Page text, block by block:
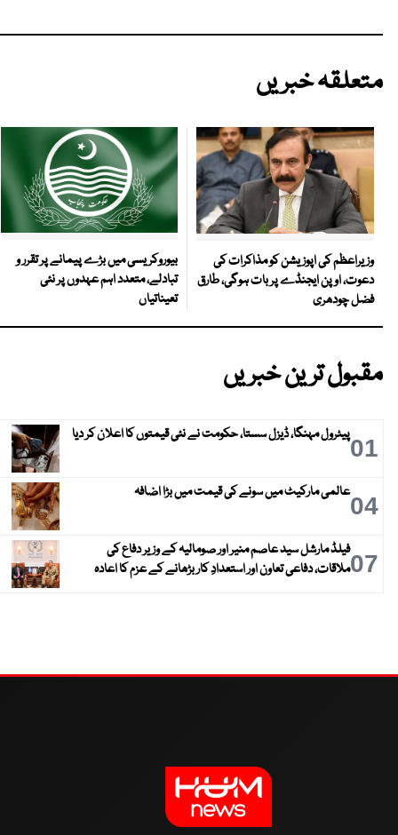
متعلقہ خبریں
وزیراعظم کی اپوزیشن کو مذاکرات کی
دعوت، اوپن ایجنڈے پر بات ہوگی، طارق
فضل چودھری
بیوروکریسی میں بڑے پیمانے پر تقرر و
تبادلے، متعدد اہم عہدوں پر نئی
تعیناتیاں
مقبول ترین خبریں
01پیٹرول مہنگا، ڈیزل سستا، حکومت نے نئی قیمتوں کا اعلان کر دیا
04عالمی مارکیٹ میں سونے کی قیمت میں بڑا اضافہ
07فیلڈ مارشل سید عاصم منیر اور صومالیہ کے وزیر دفاع کی
ملاقات، دفاعی تعاون اور استعدادِ کار بڑھانے کے عزم کا اعادہ